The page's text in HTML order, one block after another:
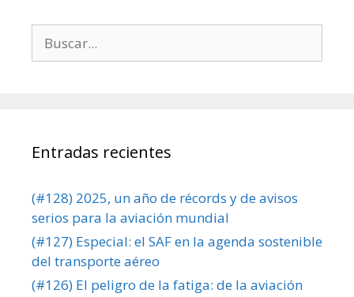
Entradas recientes
(#128) 2025, un año de récords y de avisos
serios para la aviación mundial
(#127) Especial: el SAF en la agenda sostenible
del transporte aéreo
(#126) El peligro de la fatiga: de la aviación